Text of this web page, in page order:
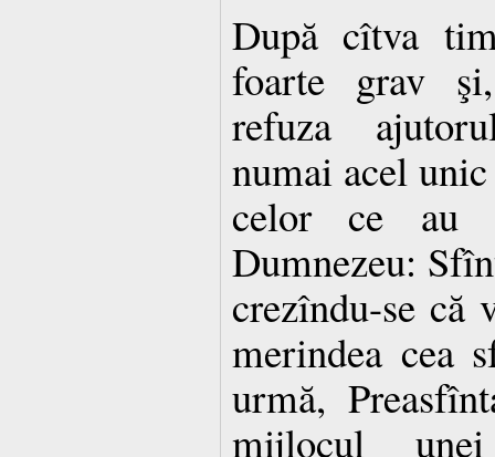
După cîtva
foarte grav
refuza
numai acel
celor ce au
Dumnezeu:
crezîndu-se că
merindea cea
urmă,
mijlocul